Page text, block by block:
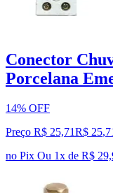
Conector
Porcelana
14% OFF
Preço R$ 25,71R$ 25,
no Pix Ou 1x de R$